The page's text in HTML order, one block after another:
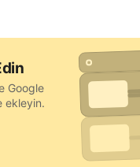
Google
ekleyin.